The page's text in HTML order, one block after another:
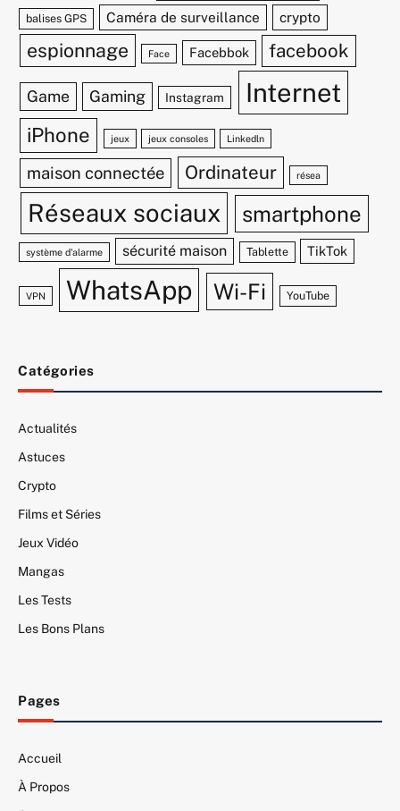
balises GPS Caméra de surveillance crypto
espionnage Face Facebbok facebook
Game Gaming Instagram Internet
iPhone jeux jeux consoles Linkedln
maison connectée Ordinateur résea
Réseaux sociaux smartphone
système d'alarme sécurité maison Tablette TikTok
VPN WhatsApp Wi-Fi YouTube
Catégories
Actualités
Astuces
Crypto
Films et Séries
Jeux Vidéo
Mangas
Les Tests
Les Bons Plans
Pages
Accueil
À Propos